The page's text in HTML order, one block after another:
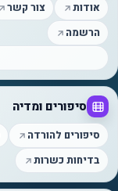
אודות צור קשר
הרשמה
סיפורים ומדיה
סיפורים להורדה
בדיחות כשרות